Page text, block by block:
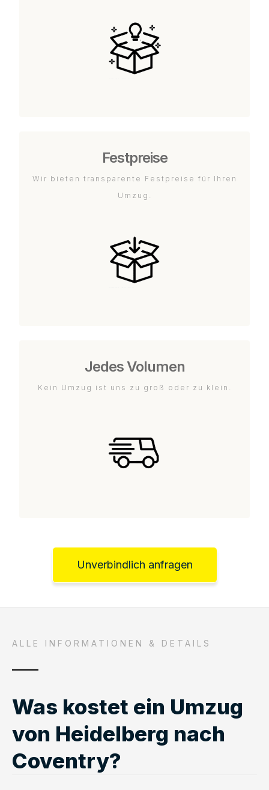
Festpreise
Wir bieten transparente Festpreise für Ihren
Umzug.
Jedes Volumen
Kein Umzug ist uns zu groß oder zu klein.
Unverbindlich anfragen
ALLE INFORMATIONEN & DETAILS
Was kostet ein Umzug
von Heidelberg nach
Coventry?